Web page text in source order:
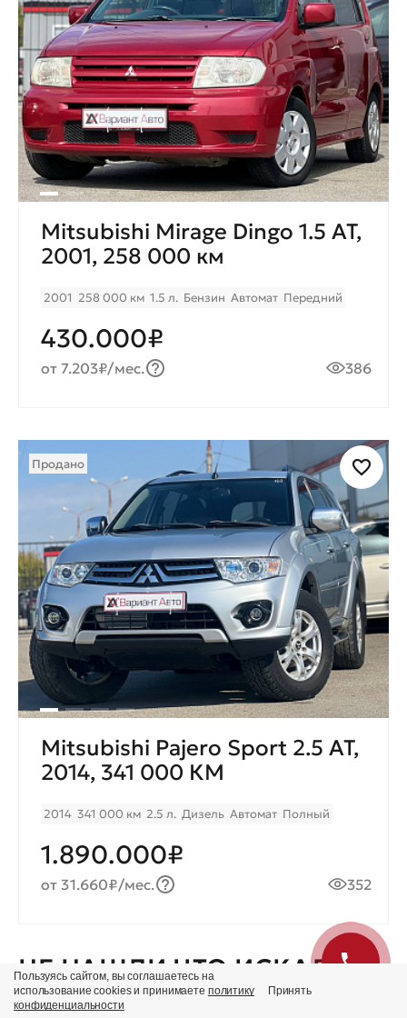
Mitsubishi Mirage Dingo 1.5 AT,
2001, 258 000 км
2001 258 000 км 1.5 л. Бензин Автомат Передний
430.000₽
от 7.203₽/мес. 386
Продано
Mitsubishi Pajero Sport 2.5 AT,
2014, 341 000 КМ
2014 341 000 км 2.5 л. Дизель Автомат Полный
1.890.000₽
от 31.660₽/мес. 352
НЕ НАШЛИ ЧТО ИСКАЛИ?
Пользуясь сайтом, вы соглашаетесь на
использование cookies и принимаете политику
конфиденциальности
Принять